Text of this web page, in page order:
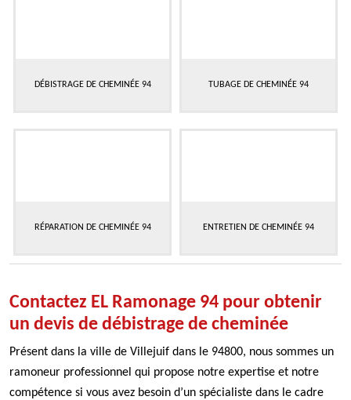
DÉBISTRAGE DE CHEMINÉE 94 TUBAGE DE CHEMINÉE 94
RÉPARATION DE CHEMINÉE 94 ENTRETIEN DE CHEMINÉE 94
Contactez EL Ramonage 94 pour obtenir
un devis de débistrage de cheminée
Présent dans la ville de Villejuif dans le 94800, nous sommes un
ramoneur professionnel qui propose notre expertise et notre
compétence si vous avez besoin d’un spécialiste dans le cadre